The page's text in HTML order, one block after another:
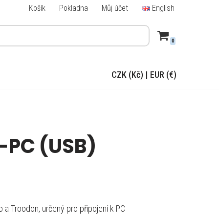
Košík Pokladna Můj účet English
0
CZK (Kč) | EUR (€)
(USB)
Troodon, určený pro připojení k PC